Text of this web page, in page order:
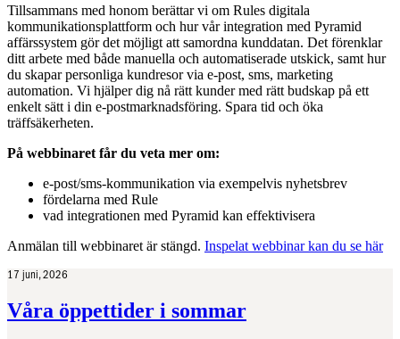
Tillsammans med honom berättar vi om Rules digitala
kommunikationsplattform och hur vår integration med Pyramid
affärssystem gör det möjligt att samordna kunddatan. Det förenklar
ditt arbete med både manuella och automatiserade utskick, samt hur
du skapar personliga kundresor via e-post, sms, marketing
automation. Vi hjälper dig nå rätt kunder med rätt budskap på ett
enkelt sätt i din e-postmarknadsföring. Spara tid och öka
träffsäkerheten.
På webbinaret får du veta mer om:
e-post/sms-kommunikation via exempelvis nyhetsbrev
fördelarna med Rule
vad integrationen med Pyramid kan effektivisera
Anmälan till webbinaret är stängd. Inspelat webbinar kan du se här
17 juni, 2026
Våra öppettider i sommar